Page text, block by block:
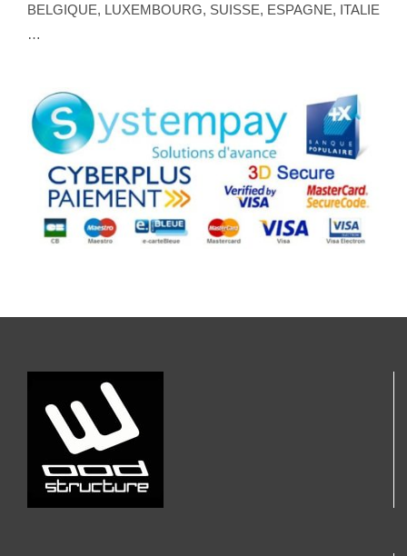
BELGIQUE, LUXEMBOURG, SUISSE, ESPAGNE, ITALIE
…